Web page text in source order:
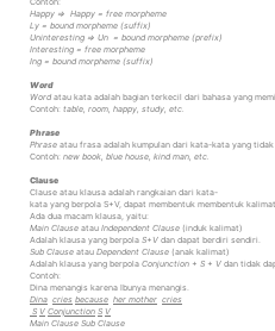
Contoh:
Happy => Happy = free morpheme
Ly = bound morpheme (suffix)
Uninteresting => Un = bound morpheme (prefix)
Interesting = free morpheme
Ing = bound morpheme (suffix)
Word
Word atau kata adalah bagian terkecil dari bahasa yang
Contoh: table, room, happy, study, etc.
Phrase
Phrase atau frasa adalah kumpulan dari kata-kata yang tidak
Contoh: new book, blue house, kind man, etc.
Clause
Clause atau klausa adalah rangkaian dari kata-
kata yang berpola S+V, dapat membentuk membentuk
Ada dua macam klausa, yaitu:
Main Clause atau Independent Clause (induk kalimat)
Adalah klausa yang berpola S+V dan dapat berdiri sendiri.
Sub Clause atau Dependent Clause (anak kalimat)
Adalah klausa yang berpola Conjunction + S + V dan tidak
Contoh:
Dina menangis karena Ibunya menangis.
Dina cries because her mother cries
S V Conjunction S V
Main Clause Sub Clause